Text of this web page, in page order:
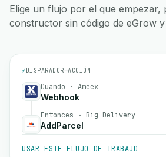
Elige un flujo por el que empezar,
constructor sin código de eGrow
⚡ DISPARADOR→ACCIÓN
Cuando · Ameex
Webhook
Entonces · Big Delivery
AddParcel
USAR ESTE FLUJO DE TRABAJO